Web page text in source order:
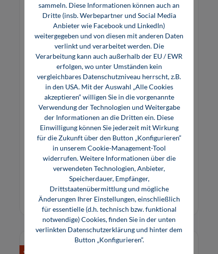
Fascination of Sheet Metal
A specialised Book about sheet metal processing
– from the design engineer's idea all the way to
the finished part.
sammeln. Diese Informationen können auch an
Dritte (insb. Werbepartner und Social Media
Anbieter wie Facebook und LinkedIn)
weitergegeben und von diesen mit anderen Daten
verlinkt und verarbeitet werden. Die
Verarbeitung kann auch außerhalb der EU / EWR
erfolgen, wo unter Umständen kein
vergleichbares Datenschutzniveau herrscht, z.B.
in den USA. Mit der Auswahl „Alle Cookies
akzeptieren“ willigen Sie in die vorgenannte
Verwendung der Technologien und Weitergabe
der Informationen an die Dritten ein. Diese
Einwilligung können Sie jederzeit mit Wirkung
für die Zukunft über den Button „Konfigurieren“
in unserem Cookie-Management-Tool
widerrufen. Weitere Informationen über die
verwendeten Technologien, Anbieter,
Speicherdauer, Empfänger,
Drittstaatenübermittlung und mögliche
Änderungen Ihrer Einstellungen, einschließlich
für essentielle (d.h. technisch bzw. funktional
notwendige) Cookies, finden Sie in der unten
verlinkten Datenschutzerklärung und hinter dem
Button „Konfigurieren“.